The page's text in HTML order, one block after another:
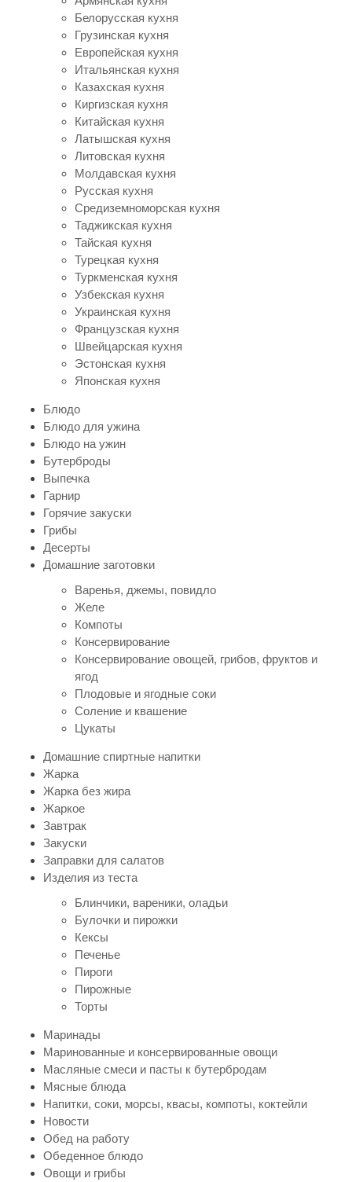
Белорусская кухня
Грузинская кухня
Европейская кухня
Итальянская кухня
Казахская кухня
Киргизская кухня
Китайская кухня
Латышская кухня
Литовская кухня
Молдавская кухня
Русская кухня
Средиземноморская кухня
Таджикская кухня
Тайская кухня
Турецкая кухня
Туркменская кухня
Узбекская кухня
Украинская кухня
Французская кухня
Швейцарская кухня
Эстонская кухня
Японская кухня
Блюдо
Блюдо для ужина
Блюдо на ужин
Бутерброды
Выпечка
Гарнир
Горячие закуски
Грибы
Десерты
Домашние заготовки
Варенья, джемы, повидло
Желе
Компоты
Консервирование
Консервирование овощей, грибов, фруктов и
ягод
Плодовые и ягодные соки
Соление и квашение
Цукаты
Домашние спиртные напитки
Жарка
Жарка без жира
Жаркое
Завтрак
Закуски
Заправки для салатов
Изделия из теста
Блинчики, вареники, оладьи
Булочки и пирожки
Кексы
Печенье
Пироги
Пирожные
Торты
Маринады
Маринованные и консервированные овощи
Масляные смеси и пасты к бутербродам
Мясные блюда
Напитки, соки, морсы, квасы, компоты, коктейли
Новости
Обед на работу
Обеденное блюдо
Овощи и грибы